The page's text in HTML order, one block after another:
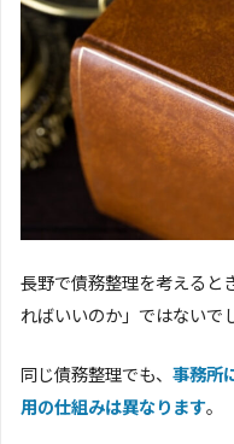
長野で債務整理を考えると
ればいいのか」ではないで
同じ債務整理でも、 事務所
用の仕組みは異なります。